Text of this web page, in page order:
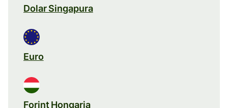
Dolar Singapura
Euro
Forint Hongaria